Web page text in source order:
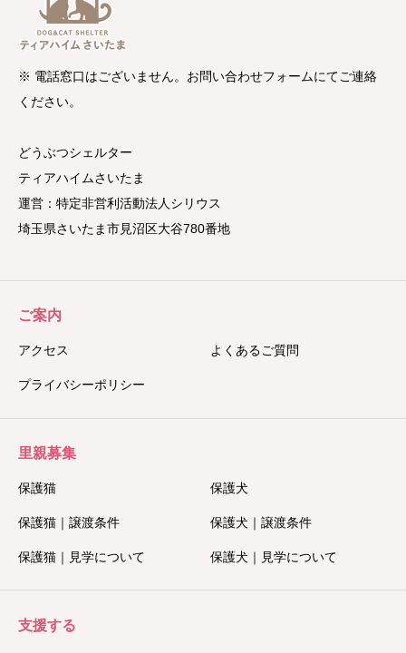
※ 電話窓口はございません。お問い合わせフォームにてご連絡
ください。
どうぶつシェルター
ティアハイムさいたま
運営：特定非営利活動法人シリウス
埼玉県さいたま市見沼区大谷780番地
ご案内
アクセス よくあるご質問
プライバシーポリシー
里親募集
保護猫 保護犬
保護猫｜譲渡条件 保護犬｜譲渡条件
保護猫｜見学について 保護犬｜見学について
支援する